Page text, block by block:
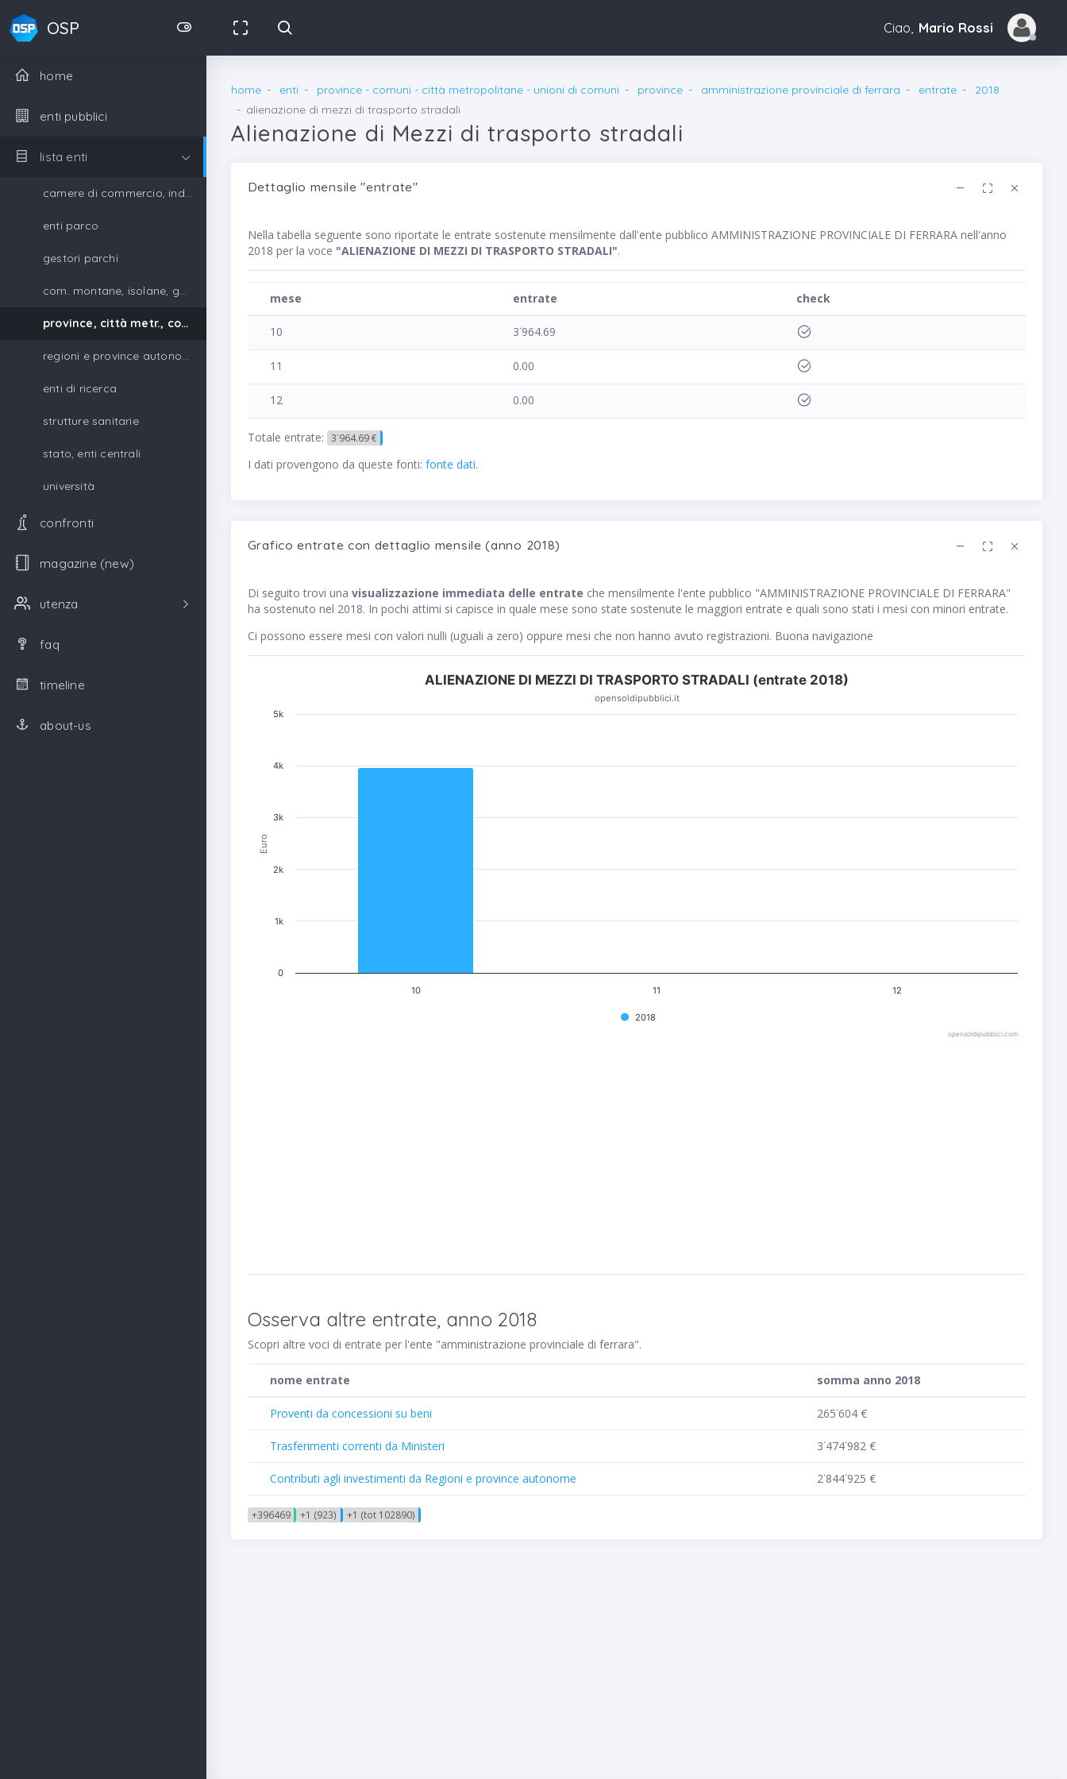
OSP Ciao, Mario Rossi
home
enti pubblici
lista enti
camere di commercio, industria, artigianato e agricoltura
enti parco
gestori parchi
com. montane, isolane, gestori parchi
province, città metr., comuni, unione di comuni
regioni e province autonome
enti di ricerca
strutture sanitarie
stato, enti centrali
università
confronti
magazine (new)
utenza
faq
timeline
about-us
home enti province - comuni - città metropolitane - unioni di comuni province amministrazione provinciale di ferrara entrate
2018
alienazione di mezzi di trasporto stradali
Alienazione di Mezzi di trasporto stradali
Dettaglio mensile "entrate"
Nella tabella seguente sono riportate le entrate sostenute mensilmente dall'ente pubblico AMMINISTRAZIONE PROVINCIALE DI FERRARA nell'anno
2018 per la voce "ALIENAZIONE DI MEZZI DI TRASPORTO STRADALI".
mese entrate check
10 3˙964.69
11 0.00
12 0.00
Totale entrate: 3˙964.69 €
I dati provengono da queste fonti: fonte dati.
Grafico entrate con dettaglio mensile (anno 2018)
Di seguito trovi una visualizzazione immediata delle entrate che mensilmente l'ente pubblico "AMMINISTRAZIONE PROVINCIALE DI FERRARA"
ha sostenuto nel 2018. In pochi attimi si capisce in quale mese sono state sostenute le maggiori entrate e quali sono stati i mesi con minori entrate.
Ci possono essere mesi con valori nulli (uguali a zero) oppure mesi che non hanno avuto registrazioni. Buona navigazione
Euro
ALIENAZIONE DI MEZZI DI TRASPORTO STRADALI (entrate 2018)
opensoldipubblici.it
2018
10 11 12
0
1k
2k
3k
4k
5k
opensoldipubblici.com
Osserva altre entrate, anno 2018
Scopri altre voci di entrate per l'ente "amministrazione provinciale di ferrara".
nome entrate somma anno 2018
Proventi da concessioni su beni 265˙604 €
Trasferimenti correnti da Ministeri 3˙474˙982 €
Contributi agli investimenti da Regioni e province autonome 2˙844˙925 €
+396469 +1 (923) +1 (tot 102890)